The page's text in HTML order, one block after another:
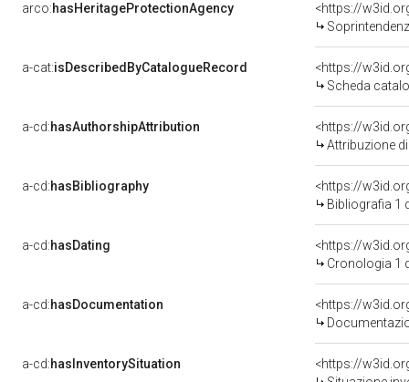
arco:hasHeritageProtectionAgency
<https://
Soprintendenza
a-cat:isDescribedByCatalogueRecord
<https://
Scheda
a-cd:hasAuthorshipAttribution
Attribuzione
a-cd:hasBibliography
<https://
Bibliografia 1
a-cd:hasDating
<https://
Cronologia 1
a-cd:hasDocumentation
a-cd:hasInventorySituation
<https://